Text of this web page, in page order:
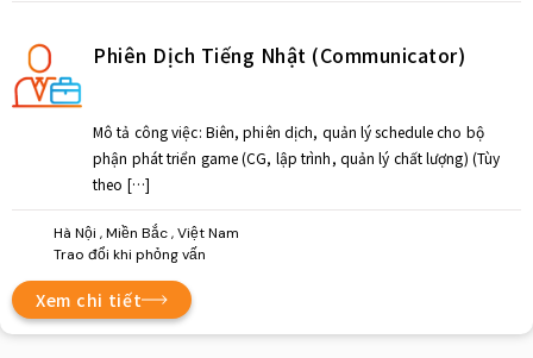
Phiên Dịch Tiếng Nhật (Communicator)
Mô tả công việc: Biên, phiên dịch, quản lý schedule cho bộ
phận phát triển game (CG, lập trình, quản lý chất lượng) (Tùy
theo […]
Hà Nội , Miền Bắc , Việt Nam
Trao đổi khi phỏng vấn
Xem chi tiết